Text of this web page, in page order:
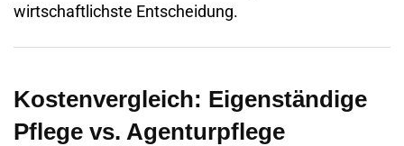
wirtschaftlichste Entscheidung.
Kostenvergleich: Eigenständige
Pflege vs. Agenturpflege